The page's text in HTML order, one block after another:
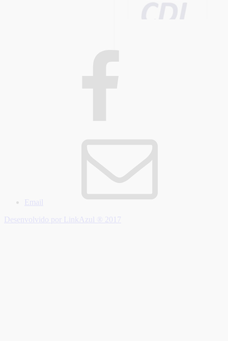
Email
Desenvolvido por LinkAzul ® 2017